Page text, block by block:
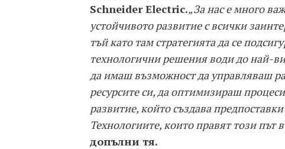
Schneider Electric.„За нас е много
устойчивото развитие с всички
тъй като там стратегията да се
технологични решения води до най-
да имаш възможност да управляваш
ресурсите си, да оптимизираш
развитие, който създава
Технологиите, които правят този
допълни тя.